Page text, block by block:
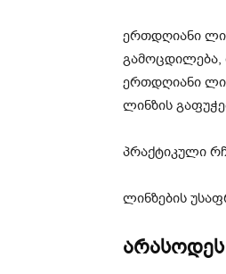
ერთდღიანი
გამოცდილება,
ერთდღიანი
ლინზის
პრაქტიკული
ლინზების